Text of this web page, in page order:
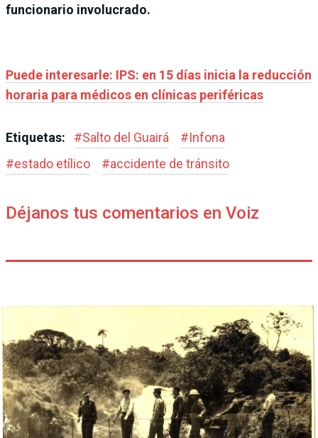
funcionario involucrado.
Puede interesarle: IPS: en 15 días inicia la reducción
horaria para médicos en clínicas periféricas
Etiquetas: #Salto del Guairá #Infona
#estado etílico #accidente de tránsito
Déjanos tus comentarios en Voiz